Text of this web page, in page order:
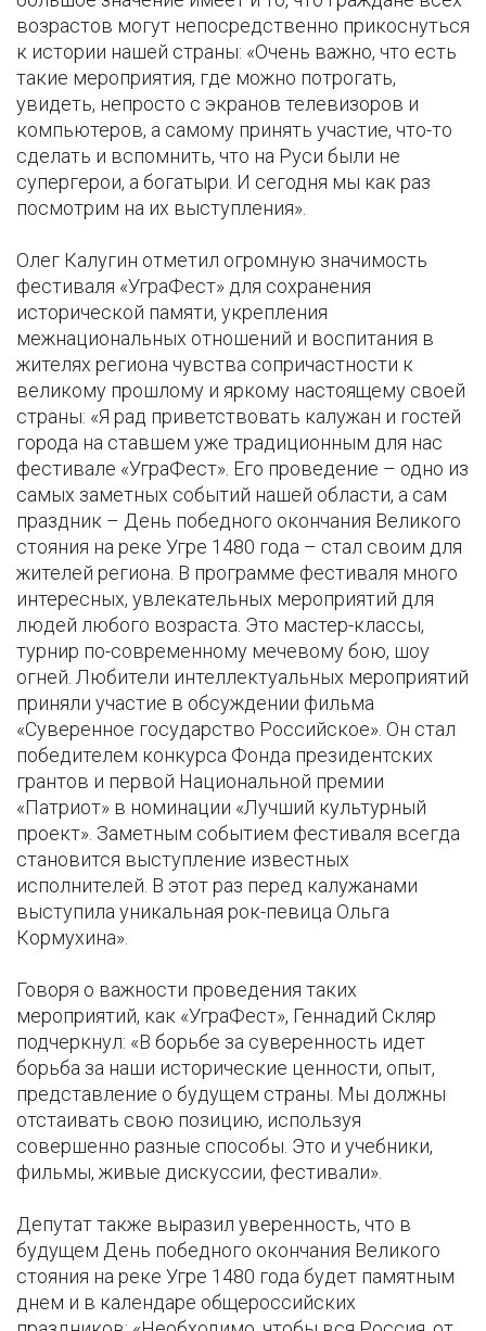
возрастов могут непосредственно прикоснуться
к истории нашей страны: «Очень важно, что есть
такие мероприятия, где можно потрогать,
увидеть, непросто с экранов телевизоров и
компьютеров, а самому принять участие, что-то
сделать и вспомнить, что на Руси были не
супергерои, а богатыри. И сегодня мы как раз
посмотрим на их выступления».
Олег Калугин отметил огромную значимость
фестиваля «УграФест» для сохранения
исторической памяти, укрепления
межнациональных отношений и воспитания в
жителях региона чувства сопричастности к
великому прошлому и яркому настоящему своей
страны: «Я рад приветствовать калужан и гостей
города на ставшем уже традиционным для нас
фестивале «УграФест». Его проведение – одно из
самых заметных событий нашей области, а сам
праздник – День победного окончания Великого
стояния на реке Угре 1480 года – стал своим для
жителей региона. В программе фестиваля много
интересных, увлекательных мероприятий для
людей любого возраста. Это мастер-классы,
турнир по-современному мечевому бою, шоу
огней. Любители интеллектуальных мероприятий
приняли участие в обсуждении фильма
«Суверенное государство Российское». Он стал
победителем конкурса Фонда президентских
грантов и первой Национальной премии
«Патриот» в номинации «Лучший культурный
проект». Заметным событием фестиваля всегда
становится выступление известных
исполнителей. В этот раз перед калужанами
выступила уникальная рок-певица Ольга
Кормухина».
Говоря о важности проведения таких
мероприятий, как «УграФест», Геннадий Скляр
подчеркнул: «В борьбе за суверенность идет
борьба за наши исторические ценности, опыт,
представление о будущем страны. Мы должны
отстаивать свою позицию, используя
совершенно разные способы. Это и учебники,
фильмы, живые дискуссии, фестивали».
Депутат также выразил уверенность, что в
будущем День победного окончания Великого
стояния на реке Угре 1480 года будет памятным
днем и в календаре общероссийских